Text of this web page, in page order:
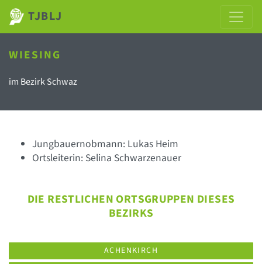
TJBLJ
WIESING
im Bezirk Schwaz
Jungbauernobmann: Lukas Heim
Ortsleiterin: Selina Schwarzenauer
DIE RESTLICHEN ORTSGRUPPEN DIESES
BEZIRKS
ACHENKIRCH